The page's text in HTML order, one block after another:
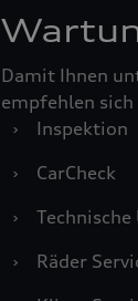
Damit Ihnen
empfehlen sich
›
Inspektion
›
CarCheck
›
›
Räder